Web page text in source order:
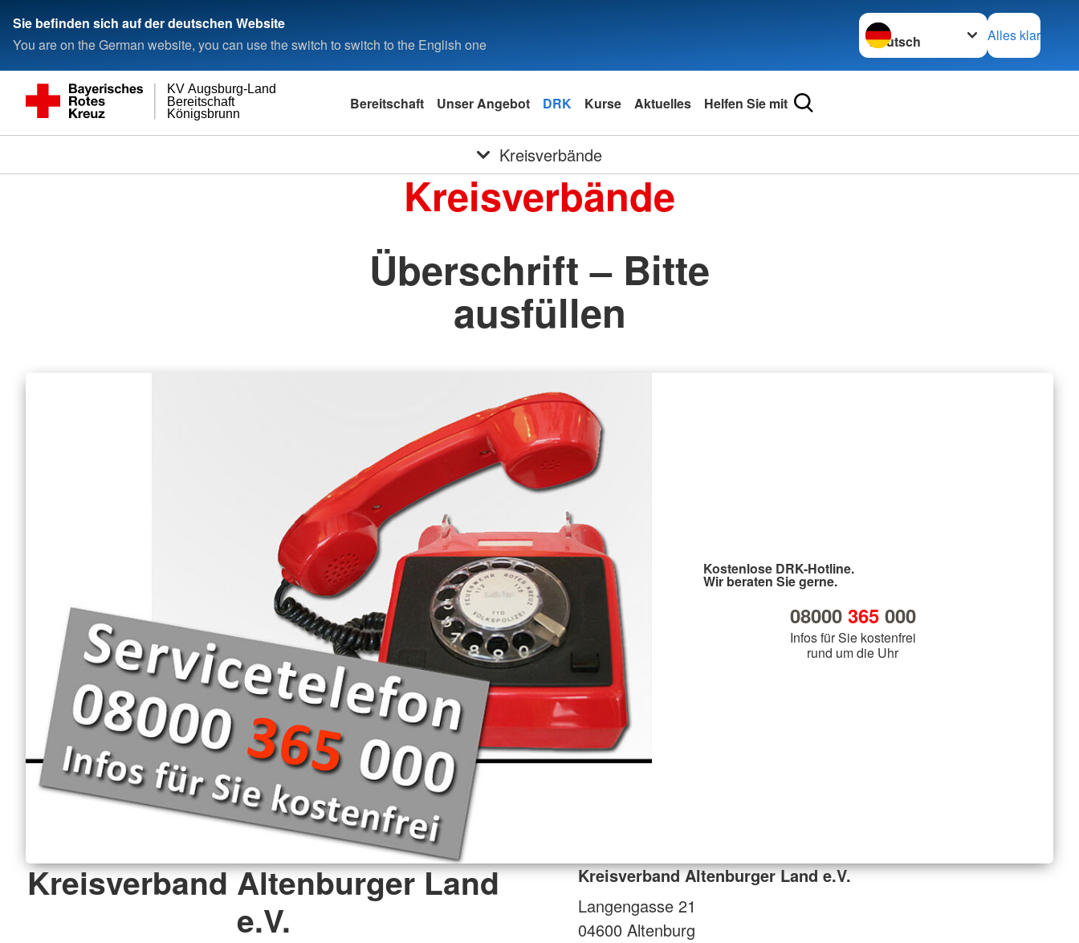
Sie befinden sich auf der deutschen Website
You are on the German website, you can use the switch to switch to the English one
Sprache wechseln zu
Alles klar
Königsbrunn
Bereitschaft
KV Augsburg-Land
Bereitschaft Unser Angebot DRK Kurse Aktuelles Helfen Sie mit
Kreisverbände
Kreisverbände
Überschrift – Bitte
ausfüllen
Kostenlose DRK-Hotline.
Wir beraten Sie gerne.
08000 365000
Infos für Sie kostenfrei
rund um die Uhr
Kreisverband Altenburger Land
e.V.
Kreisverband Altenburger Land e.V.
Langengasse 21
04600 Altenburg